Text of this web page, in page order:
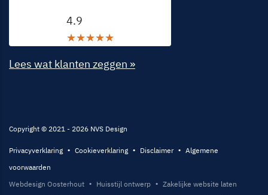
4.9
★★★★★
Lees wat klanten zeggen »
Copyright © 2021 - 2026 NVS Design
Privacyverklaring Cookieverklaring Disclaimer
Algemene
voorwaarden
Webdesign Oosterhout
Huisstijl ontwerp
Zakelijke website laten